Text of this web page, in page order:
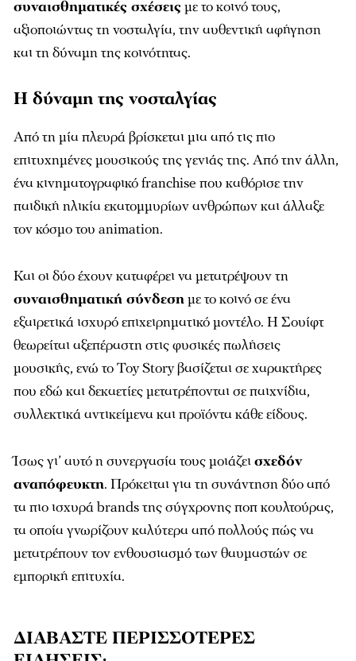
συναισθηματικές σχέσειςμε το κοινό τους,
αξιοποιώντας τη νοσταλγία, την αυθεντική αφήγηση
και τη δύναμη της κοινότητας.
Η δύναμη της νοσταλγίας
Από τη μία πλευρά βρίσκεται μια από τις πιο
επιτυχημένες μουσικούς της γενιάς της. Από την άλλη,
ένα κινηματογραφικό franchise που καθόρισε την
παιδική ηλικία εκατομμυρίων ανθρώπων και άλλαξε
τον κόσμο του animation.
Και οι δύο έχουν καταφέρει να μετατρέψουν τη
συναισθηματική σύνδεσημε το κοινό σε ένα
εξαιρετικά ισχυρό επιχειρηματικό μοντέλο. Η Σουίφτ
θεωρείται αξεπέραστη στις φυσικές πωλήσεις
μουσικής, ενώ το Toy Story βασίζεται σε χαρακτήρες
που εδώ και δεκαετίες μετατρέπονται σε παιχνίδια,
συλλεκτικά αντικείμενα και προϊόντα κάθε είδους.
Ίσως γι’ αυτό η συνεργασία τους μοιάζεισχεδόν
αναπόφευκτη. Πρόκειται για τη συνάντηση δύο από
τα πιο ισχυρά brands της σύγχρονης ποπ κουλτούρας,
τα οποία γνωρίζουν καλύτερα από πολλούς πώς να
μετατρέπουν τον ενθουσιασμό των θαυμαστών σε
εμπορική επιτυχία.
ΔΙΑΒΑΣΤΕ ΠΕΡΙΣΣΟΤΕΡΕΣ